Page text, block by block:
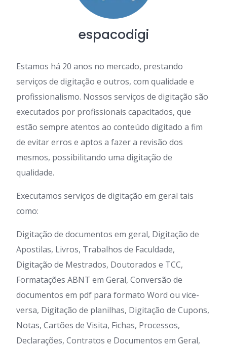
espacodigi
Estamos há 20 anos no mercado, prestando
serviços de digitação e outros, com qualidade e
profissionalismo. Nossos serviços de digitação são
executados por profissionais capacitados, que
estão sempre atentos ao conteúdo digitado a fim
de evitar erros e aptos a fazer a revisão dos
mesmos, possibilitando uma digitação de
qualidade.
Executamos serviços de digitação em geral tais
como:
Digitação de documentos em geral, Digitação de
Apostilas, Livros, Trabalhos de Faculdade,
Digitação de Mestrados, Doutorados e TCC,
Formatações ABNT em Geral, Conversão de
documentos em pdf para formato Word ou vice-
versa, Digitação de planilhas, Digitação de Cupons,
Notas, Cartões de Visita, Fichas, Processos,
Declarações, Contratos e Documentos em Geral,